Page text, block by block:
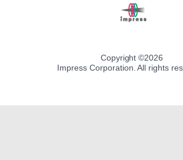
Copyright ©2026
Impress Corporation. All rights